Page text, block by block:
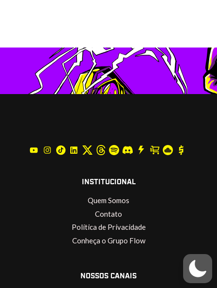
INSTITUCIONAL
Quem Somos
Contato
Política de Privacidade
Conheça o Grupo Flow
NOSSOS CANAIS